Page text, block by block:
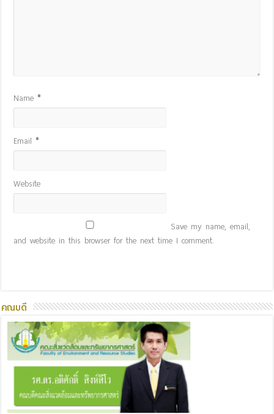
Name*
Email*
Website
Save my name, email,
and website in this browser for the next time I comment.
คณบดี